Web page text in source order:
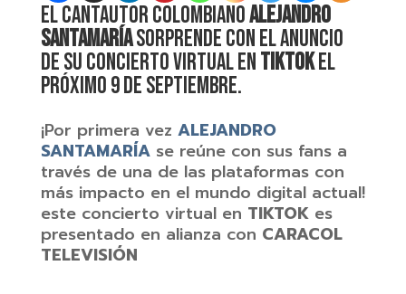
El cantautor colombianoALEJANDRO
SANTAMARÍAsorprende con el anuncio
de su concierto virtual enTIKTOKel
próximo 9 de septiembre.
¡Por primera vez ALEJANDRO
SANTAMARÍAse reúne con sus fans a
través de una de las plataformas con
más impacto en el mundo digital actual!
este concierto virtual en TIKTOK es
presentado en alianza con CARACOL
TELEVISIÓN